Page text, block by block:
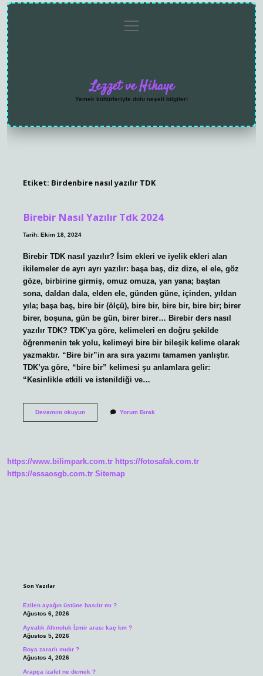
menüyü
aç
Lezzet ve Hikaye
Yemek kültürleriyle dolu neşeli bilgiler!
Etiket: Birdenbire nasıl yazılır TDK
Birebir Nasıl Yazılır Tdk 2024
Tarih: Ekim 18, 2024
Birebir TDK nasıl yazılır? İsim ekleri ve iyelik ekleri alan
ikilemeler de ayrı ayrı yazılır: başa baş, diz dize, el ele, göz
göze, birbirine girmiş, omuz omuza, yan yana; baştan
sona, daldan dala, elden ele, günden güne, içinden, yıldan
yıla; başa baş, bire bir (ölçü), bire bir, bire bir, bire bir; birer
birer, boşuna, gün be gün, birer birer… Birebir ders nasıl
yazılır TDK? TDK’ya göre, kelimeleri en doğru şekilde
öğrenmenin tek yolu, kelimeyi bire bir bileşik kelime olarak
yazmaktır. “Bire bir”in ara sıra yazımı tamamen yanlıştır.
TDK’ya göre, “bire bir” kelimesi şu anlamlara gelir:
“Kesinlikle etkili ve istenildiği ve…
Devamını okuyunBirebir
Yorum Bırak
https://www.bilimpark.com.tr https://fotosafak.com.tr
https://essaosgb.com.tr Sitemap
Son Yazılar
Ezilen ayağın üstüne basılır mı ?
Ağustos 6, 2026
Ayvalık Altınoluk İzmir arası kaç km ?
Ağustos 5, 2026
Boya zararlı mıdır ?
Ağustos 4, 2026
Arapça izafet ne demek ?